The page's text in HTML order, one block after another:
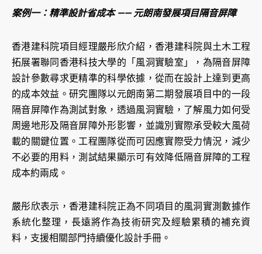
案例一：精準設計省成本 —— 元朗南發展項目隔音屏障
香港建科院項目經理嚴彤欣介紹，香港建科院與土木工程
拓展署聯同香港科技大學的「風洞實驗室」，為隔音屏障
設計參數尋求更精準的科學依據，從而在設計上達到更高
的成本效益。研究團隊以元朗南第二期發展項目中的一段
隔音屏障作為測試對象，透過風洞實驗，了解風力如何受
周邊地形及隔音屏障外形影響，並識別實際承受較大風荷
載的關鍵位置。工程團隊從而可因應實際受力情況，減少
不必要的用料，測試結果顯示可有效降低隔音屏障的工程
成本約兩成。
嚴彤欣表示，香港建科院正為不同項目的風洞實測數據作
系統化整理，長遠將作為技術研究及經驗累積的補充資
料，支援相關部門持續優化設計手冊。